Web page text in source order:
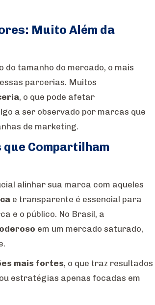
Muito Além da
do tamanho do mercado, o mais
parcerias. Muitos
, o que pode afetar
a ser observado por marcas que
de marketing.
Compartilham
alinhar sua marca com aqueles
e transparente é essencial para
e o público. No Brasil, a
em um mercado saturado,
mais fortes, o que traz resultados
estratégias apenas focadas em